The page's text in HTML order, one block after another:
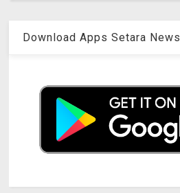
Download Apps Setara News